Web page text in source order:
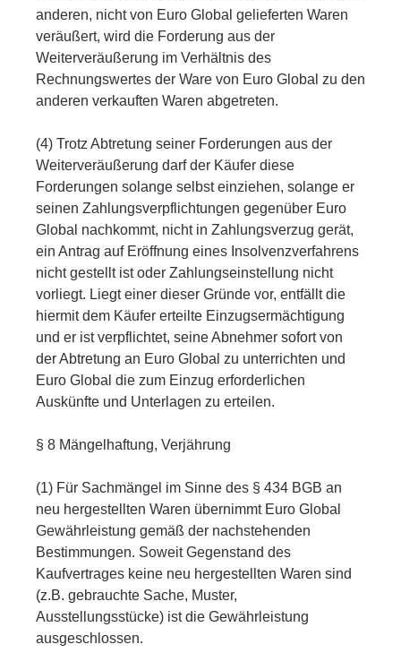
anderen, nicht von Euro Global gelieferten Waren
veräußert, wird die Forderung aus der
Weiterveräußerung im Verhältnis des
Rechnungswertes der Ware von Euro Global zu den
anderen verkauften Waren abgetreten.
(4) Trotz Abtretung seiner Forderungen aus der
Weiterveräußerung darf der Käufer diese
Forderungen solange selbst einziehen, solange er
seinen Zahlungsverpflichtungen gegenüber Euro
Global nachkommt, nicht in Zahlungsverzug gerät,
ein Antrag auf Eröffnung eines Insolvenzverfahrens
nicht gestellt ist oder Zahlungseinstellung nicht
vorliegt. Liegt einer dieser Gründe vor, entfällt die
hiermit dem Käufer erteilte Einzugsermächtigung
und er ist verpflichtet, seine Abnehmer sofort von
der Abtretung an Euro Global zu unterrichten und
Euro Global die zum Einzug erforderlichen
Auskünfte und Unterlagen zu erteilen.
§ 8 Mängelhaftung, Verjährung
(1) Für Sachmängel im Sinne des § 434 BGB an
neu hergestellten Waren übernimmt Euro Global
Gewährleistung gemäß der nachstehenden
Bestimmungen. Soweit Gegenstand des
Kaufvertrages keine neu hergestellten Waren sind
(z.B. gebrauchte Sache, Muster,
Ausstellungsstücke) ist die Gewährleistung
ausgeschlossen.